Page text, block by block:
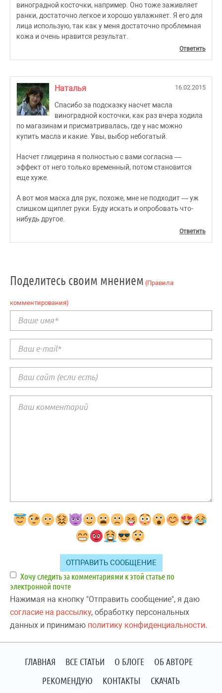
виноградной косточки, например. Оно тоже заживляет
ранки, достаточно легкое и хорошо увлажняет. Я его для
лица использую, так как у меня достаточно проблемная
кожа и очень нравится результат.
Ответить
Наталья 16.02.2015
Спасибо за подсказку насчет масла
виноградной косточки, как раз вчера ходила
по магазинам и присматривалась, где у нас можно
купить масла и какие. Увы, выбор небогатый.
Насчет глицерина я полностью с вами согласна —
эффект от него только временный, потом становится
еще хуже.
А вот моя маска для рук, похоже, мне не подходит — уж
слишком щиплет руки. Буду искать и опробовать что-
нибудь другое.
Ответить
Поделитесь своим мнением (Правила
комментирования)
Хочу следить за комментариями к этой статье по
электронной почте
Нажимая на кнопку "Отправить сообщение", я даю
согласие на рассылку, обработку персональных
данных и принимаю политику конфиденциальности.
ГЛАВНАЯ ВСЕ СТАТЬИ О БЛОГЕ
ОБ АВТОРЕ
РЕКОМЕНДУЮ
КОНТАКТЫ СКАЧАТЬ